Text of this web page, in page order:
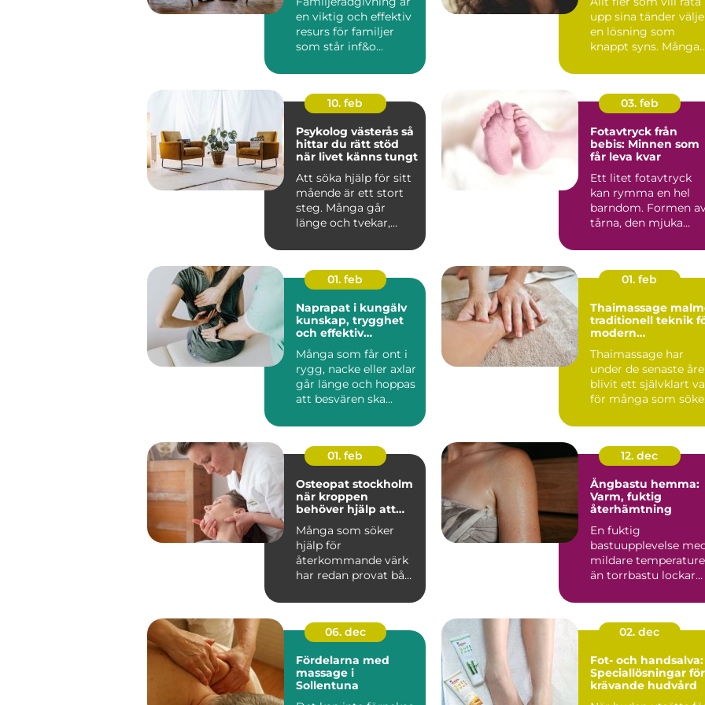
en viktig och effektiv
resurs för familjer
som står inf&o...
upp sina tänder
en lösning som
knappt syns. Många
10. feb
Psykolog västerås så
hittar du rätt stöd
när livet känns tungt
Att söka hjälp för sitt
mående är ett stort
steg. Många går
länge och tvekar,
red...
03. feb
Fotavtryck från
bebis: Minnen som
får leva kvar
Ett litet fotavtryck
kan rymma en hel
barndom. Formen
tårna, den mjuka
01. feb
Naprapat i kungälv
kunskap, trygghet
och effektiv
Många som får ont i
rygg, nacke eller axlar
går länge och hoppas
att besvären ska
01. feb
Thaimassage
traditionell teknik
modern
Thaimassage har
under de senaste
blivit ett självklart
för många som
01. feb
Osteopat stockholm
när kroppen
behöver hjälp att
Många som söker
hjälp för
återkommande värk
har redan provat både
smärtstillande och
olika ...
12. dec
Ångbastu hemma:
Varm, fuktig
återhämtning
En fuktig
bastuupplevelse
mildare
än torrbastu lockar
06. dec
Fördelarna med
massage i
Sollentuna
02. dec
Fot- och handsalva:
Speciallösningar för
krävande hudvård